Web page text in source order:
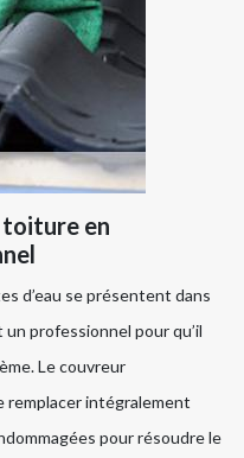
toiture en
d’eau se présentent dans
professionnel pour qu’il
Le couvreur
remplacer intégralement
pour résoudre le